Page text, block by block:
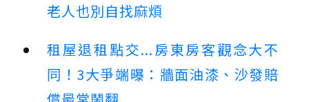
老人也別自找麻煩
租屋退租點交...房東房客觀念大不
同！3大爭端曝：牆面油漆、沙發賠